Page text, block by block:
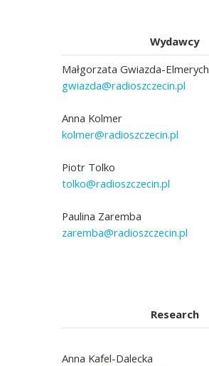
Wydawcy
Małgorzata Gwiazda-Elmerych
gwiazda@radioszczecin.pl
Anna Kolmer
kolmer@radioszczecin.pl
Piotr Tolko
tolko@radioszczecin.pl
Paulina Zaremba
zaremba@radioszczecin.pl
Research
Anna Kafel-Dalecka